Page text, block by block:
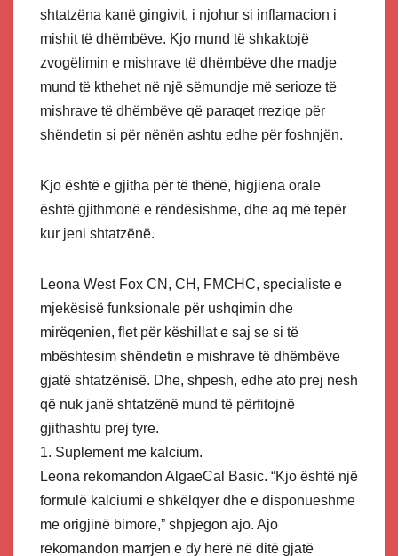
shtatzëna kanë gingivit, i njohur si inflamacion i
mishit të dhëmbëve. Kjo mund të shkaktojë
zvogëlimin e mishrave të dhëmbëve dhe madje
mund të kthehet në një sëmundje më serioze të
mishrave të dhëmbëve që paraqet rreziqe për
shëndetin si për nënën ashtu edhe për foshnjën.
Kjo është e gjitha për të thënë, higjiena orale
është gjithmonë e rëndësishme, dhe aq më tepër
kur jeni shtatzënë.
Leona West Fox CN, CH, FMCHC, specialiste e
mjekësisë funksionale për ushqimin dhe
mirëqenien, flet për këshillat e saj se si të
mbështesim shëndetin e mishrave të dhëmbëve
gjatë shtatzënisë. Dhe, shpesh, edhe ato prej nesh
që nuk janë shtatzënë mund të përfitojnë
gjithashtu prej tyre.
1. Suplement me kalcium.
Leona rekomandon AlgaeCal Basic. “Kjo është një
formulë kalciumi e shkëlqyer dhe e disponueshme
me origjinë bimore,” shpjegon ajo. Ajo
rekomandon marrjen e dy herë në ditë gjatë